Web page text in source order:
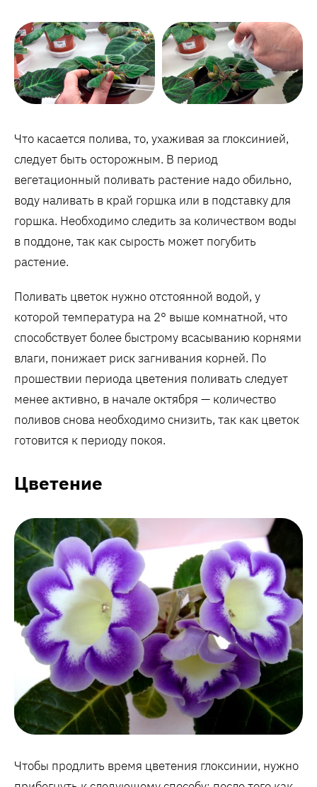
Что касается полива, то, ухаживая за глоксинией,
следует быть осторожным. В период
вегетационный поливать растение надо обильно,
воду наливать в край горшка или в подставку для
горшка. Необходимо следить за количеством воды
в поддоне, так как сырость может погубить
растение.
Поливать цветок нужно отстоянной водой, у
которой температура на 2° выше комнатной, что
способствует более быстрому всасыванию корнями
влаги, понижает риск загнивания корней. По
прошествии периода цветения поливать следует
менее активно, в начале октября — количество
поливов снова необходимо снизить, так как цветок
готовится к периоду покоя.
Цветение
Чтобы продлить время цветения глоксинии, нужно